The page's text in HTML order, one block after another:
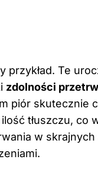
Te
zdolności
piór skutecznie
tłuszczu, co
w